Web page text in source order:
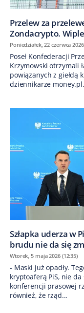
Przelew za
Zondacrypto.
Poniedziałek, 22 czerwca
Poseł Konfederacji
Krzymowski otrzymali
powiązanych z giełdą
dziennikarze
Szłapka uderza w
brudu nie da się
Wtorek, 5 maja 2026 (12:35)
- Maski już opadły.
kryptoaferą PiS, nie
konferencji prasowej
również, że rząd...